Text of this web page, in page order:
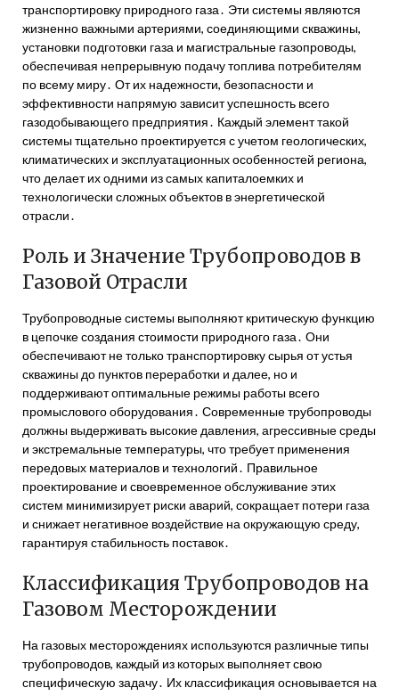
транспортировку природного газа․ Эти системы являются
жизненно важными артериями, соединяющими скважины,
установки подготовки газа и магистральные газопроводы,
обеспечивая непрерывную подачу топлива потребителям
по всему миру․ От их надежности, безопасности и
эффективности напрямую зависит успешность всего
газодобывающего предприятия․ Каждый элемент такой
системы тщательно проектируется с учетом геологических,
климатических и эксплуатационных особенностей региона,
что делает их одними из самых капиталоемких и
технологически сложных объектов в энергетической
отрасли․
Роль и Значение Трубопроводов в
Газовой Отрасли
Трубопроводные системы выполняют критическую функцию
в цепочке создания стоимости природного газа․ Они
обеспечивают не только транспортировку сырья от устья
скважины до пунктов переработки и далее, но и
поддерживают оптимальные режимы работы всего
промыслового оборудования․ Современные трубопроводы
должны выдерживать высокие давления, агрессивные среды
и экстремальные температуры, что требует применения
передовых материалов и технологий․ Правильное
проектирование и своевременное обслуживание этих
систем минимизирует риски аварий, сокращает потери газа
и снижает негативное воздействие на окружающую среду,
гарантируя стабильность поставок․
Классификация Трубопроводов на
Газовом Месторождении
На газовых месторождениях используются различные типы
трубопроводов, каждый из которых выполняет свою
специфическую задачу․ Их классификация основывается на